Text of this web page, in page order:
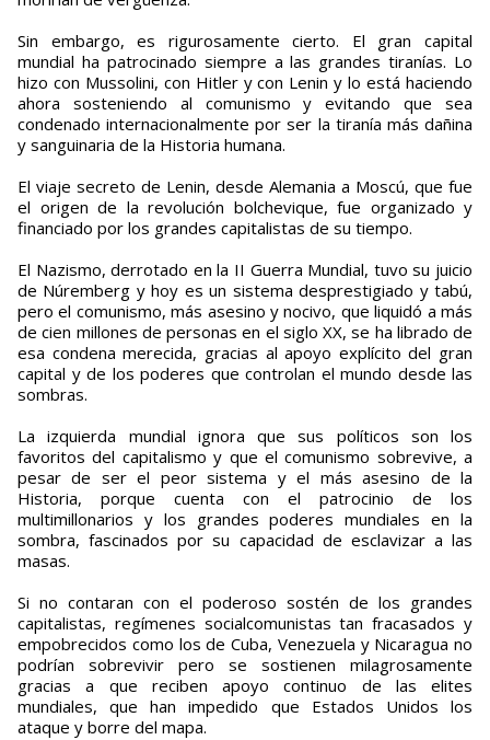
Sin embargo, es rigurosamente cierto. El gran capital
mundial ha patrocinado siempre a las grandes tiranías. Lo
hizo con Mussolini, con Hitler y con Lenin y lo está haciendo
ahora sosteniendo al comunismo y evitando que sea
condenado internacionalmente por ser la tiranía más dañina
y sanguinaria de la Historia humana.
El viaje secreto de Lenin, desde Alemania a Moscú, que fue
el origen de la revolución bolchevique, fue organizado y
financiado por los grandes capitalistas de su tiempo.
El Nazismo, derrotado en la II Guerra Mundial, tuvo su juicio
de Núremberg y hoy es un sistema desprestigiado y tabú,
pero el comunismo, más asesino y nocivo, que liquidó a más
de cien millones de personas en el siglo XX, se ha librado de
esa condena merecida, gracias al apoyo explícito del gran
capital y de los poderes que controlan el mundo desde las
sombras.
La izquierda mundial ignora que sus políticos son los
favoritos del capitalismo y que el comunismo sobrevive, a
pesar de ser el peor sistema y el más asesino de la
Historia, porque cuenta con el patrocinio de los
multimillonarios y los grandes poderes mundiales en la
sombra, fascinados por su capacidad de esclavizar a las
masas.
Si no contaran con el poderoso sostén de los grandes
capitalistas, regímenes socialcomunistas tan fracasados y
empobrecidos como los de Cuba, Venezuela y Nicaragua no
podrían sobrevivir pero se sostienen milagrosamente
gracias a que reciben apoyo continuo de las elites
mundiales, que han impedido que Estados Unidos los
ataque y borre del mapa.